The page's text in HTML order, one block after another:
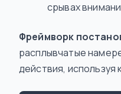
срывах
Фреймворк
расплывчатые
действия, используя